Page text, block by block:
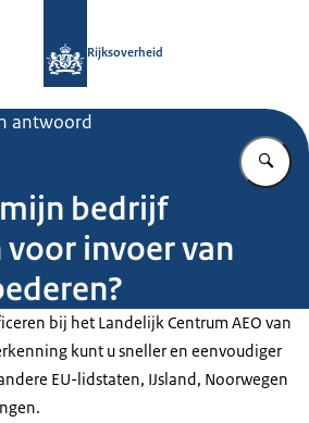
Rijksoverheid
antwoord
bedrijf
invoer van
bij het Landelijk Centrum AEO van
kunt u sneller en eenvoudiger
EU-lidstaten, IJsland, Noorwegen